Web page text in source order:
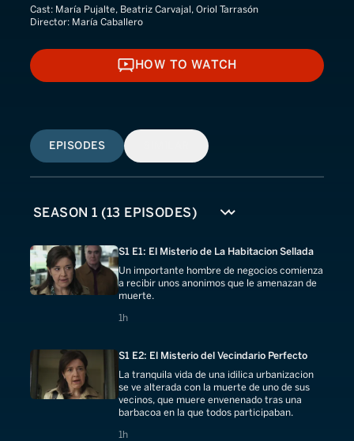
Cast: María Pujalte, Beatriz Carvajal, Oriol Tarrasón
Director: María Caballero
HOW TO WATCH
HOW TO WATCH
EPISODES
S1 E1: El Misterio de La Habitacion Sellada
Un importante hombre de negocios comienza
a recibir unos anonimos que le amenazan de
muerte.
1h
1 hours
S1 E2: El Misterio del Vecindario Perfecto
La tranquila vida de una idilica urbanizacion
se ve alterada con la muerte de uno de sus
vecinos, que muere envenenado tras una
barbacoa en la que todos participaban.
1h
1 hours